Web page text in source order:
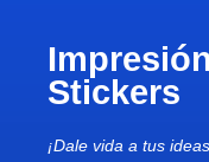
Stickers
¡Dale vida a tus